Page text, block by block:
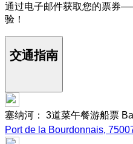
通过电子邮件获取您的票券
验！
交通指南
塞纳河： 3道菜午餐游船票
Port de la Bourdonnais,